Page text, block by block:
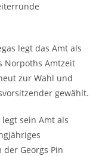
legt das Amt als
Norpoths Amtzeit
zur Wahl und
gewählt.
sein Amt als
Georgs Pin